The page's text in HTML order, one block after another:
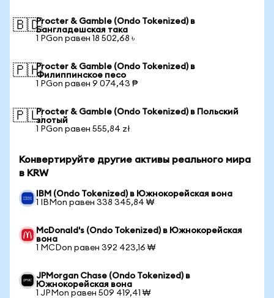
🇧🇩Procter & Gamble (Ondo Tokenized) в
Бангладешская така
1 PGon равен 18 502,68 ৳
🇵🇭Procter & Gamble (Ondo Tokenized) в
Филиппинское песо
1 PGon равен 9 074,43 ₱
🇵🇱Procter & Gamble (Ondo Tokenized) в Польский
злотый
1 PGon равен 555,84 zł
Конвертируйте другие активы реального мира
в KRW
IBM (Ondo Tokenized) в Южнокорейская вона
1 IBMon равен 338 345,84 ₩
McDonald's (Ondo Tokenized) в Южнокорейская
вона
1 MCDon равен 392 423,16 ₩
JPMorgan Chase (Ondo Tokenized) в
Южнокорейская вона
1 JPMon равен 509 419,41 ₩